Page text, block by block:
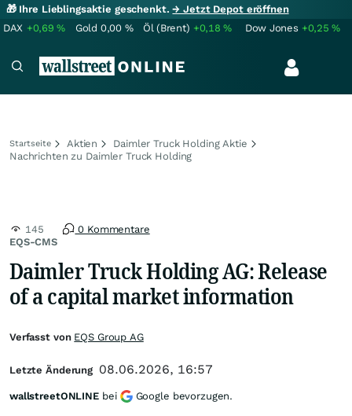
🎁 Ihre Lieblingsaktie geschenkt.→ Jetzt Depot eröffnen
DAX +0,69% Gold 0,00 % Öl (Brent) +0,18% Dow Jones +0,25%
Startseite Aktien
Daimler Truck Holding Aktie
Nachrichten zu Daimler Truck Holding
EQS-CMS
145 0 Kommentare
Daimler Truck Holding AG: Release
of a capital market information
Verfasst von EQS Group AG
Letzte Änderung 08.06.2026, 16:57
wallstreetONLINE bei Google bevorzugen.